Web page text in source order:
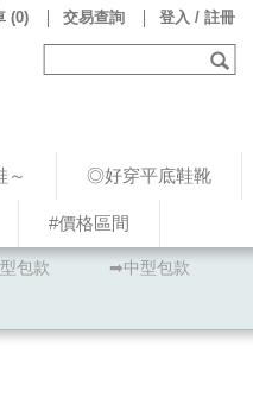
～ ◎好穿平底鞋靴
#價格區間
(0) 交易查詢 登入 / 註冊
包款 ➡中型包款